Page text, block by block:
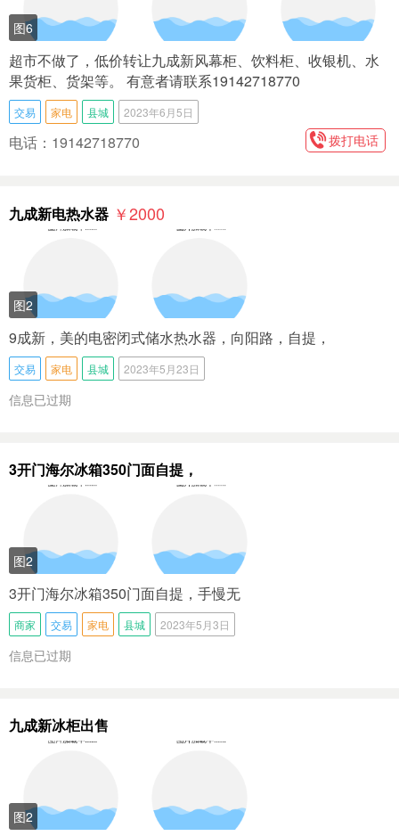
图6
超市不做了，低价转让九成新风幕柜、饮料柜、收银机、水
果货柜、货架等。 有意者请联系19142718770
交易 家电 县城 2023年6月5日
电话：19142718770 拨打电话
九成新电热水器 ￥2000
图2
9成新，美的电密闭式储水热水器，向阳路，自提，
交易 家电 县城 2023年5月23日
信息已过期
3开门海尔冰箱350门面自提，
图2
3开门海尔冰箱350门面自提，手慢无
商家 交易 家电 县城 2023年5月3日
信息已过期
九成新冰柜出售
图2